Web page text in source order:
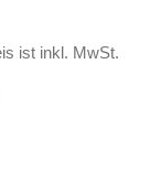
ist inkl. MwSt.